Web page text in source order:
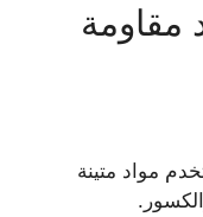
مقاومة
مواد متينة